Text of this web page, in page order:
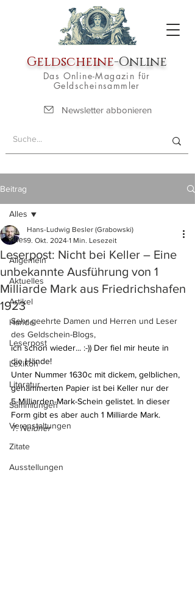
Geldscheine-Online
Das Online-Magazin für
Geldscheinsammler
Newsletter abbonieren
Beitrag
Alles
Allgemein
Aktuelles
Artikel
Handel
Leserpost
Lexikon
Literatur
Sammlungen
Veranstaltungen
Zitate
Ausstellungen
Alles
Leserpost: Nicht bei Keller – Eine
unbekannte Ausführung von 1
Milliarde Mark aus Friedrichshafen
1923
Hans-Ludwig Besler (Grabowski)
9. Okt. 2024 1 Min. Lesezeit
Sehr geehrte Damen und Herren und Leser
des Geldschein-Blogs,
ich schon wieder... :-)) Der fiel mir heute in
die Hände!
Unter Nummer 1630c mit dickem, gelblichen,
gehämmerten Papier ist bei Keller nur der
5-Milliarden-Mark-Schein gelistet. In dieser
Form gibt es aber auch 1 Milliarde Mark.
T. Neldner